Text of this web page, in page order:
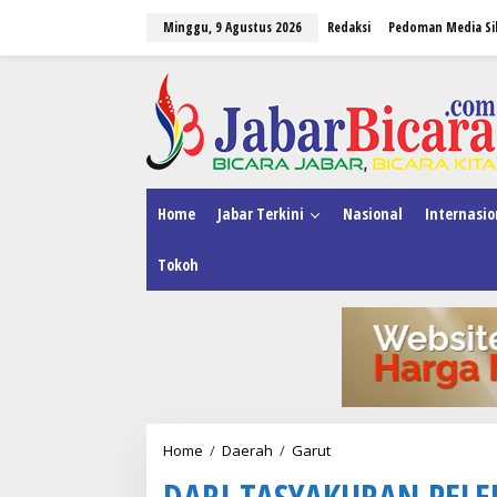
Minggu, 9 Agustus 2026 Redaksi Pedoman Media
Home Jabar Terkini Nasional
Tokoh
Home / Daerah / Garut
R